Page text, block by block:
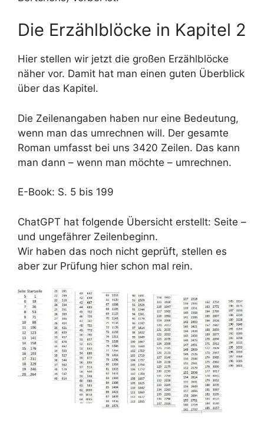
Die Erzählblöcke in Kapitel 2
Hier stellen wir jetzt die großen Erzählblöcke
näher vor. Damit hat man einen guten Überblick
über das Kapitel.
Die Zeilenangaben haben nur eine Bedeutung,
wenn man das umrechnen will. Der gesamte
Roman umfasst bei uns 3420 Zeilen. Das kann
man dann – wenn man möchte – umrechnen.
E-Book: S. 5 bis 199
ChatGPT hat folgende Übersicht erstellt: Seite –
und ungefährer Zeilenbeginn.
Wir haben das noch nicht geprüft, stellen es
aber zur Prüfung hier schon mal rein.